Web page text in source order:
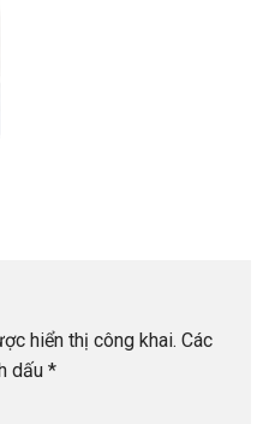
hiển thị công khai. Các
dấu *